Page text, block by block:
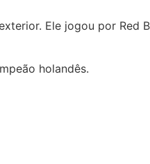
Ele jogou por Red
holandês.